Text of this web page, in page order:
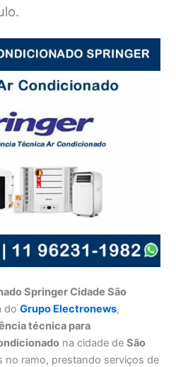
Springer Cidade São
doGrupo Electronews,
técnica para
na cidade deSão
no ramo, prestando serviços de